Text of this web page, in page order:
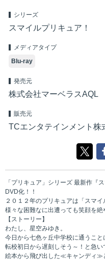
シリーズ
スマイルプリキュア！
メディアタイプ
Blu-ray
発売元
株式会社マーベラスAQL
販売元
TCエンタテインメント株
「プリキュア」シリーズ 最新作『
DVD化！！
２０１２年のプリキュアは「スマイ
様々な困難なに出遭っても笑顔を絶
【ストーリー】
わたし、星空みゆき。
今日から七色ヶ丘中学校に通うこと
転校初日から遅刻しそう～！と急い
絵本から飛び出した≪キャンディ≫